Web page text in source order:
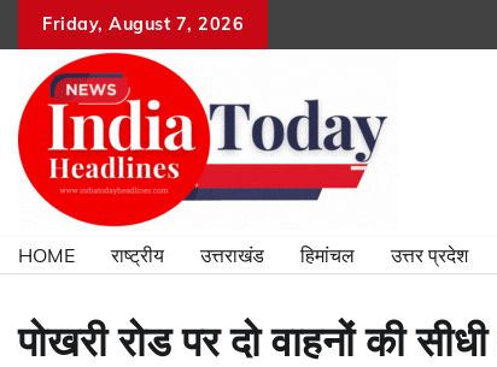
content
Friday, August 7, 2026
HOME राष्ट्रीय उत्तराखंड हिमांचल उत्तर प्रदेश
पोखरी रोड पर दो वाहनों की